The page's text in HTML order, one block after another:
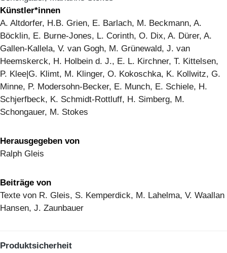
Künstler*innen
A. Altdorfer, H.B. Grien, E. Barlach, M. Beckmann, A.
Böcklin, E. Burne-Jones, L. Corinth, O. Dix, A. Dürer, A.
Gallen-Kallela, V. van Gogh, M. Grünewald, J. van
Heemskerck, H. Holbein d. J., E. L. Kirchner, T. Kittelsen,
P. Klee|G. Klimt, M. Klinger, O. Kokoschka, K. Kollwitz, G.
Minne, P. Modersohn-Becker, E. Munch, E. Schiele, H.
Schjerfbeck, K. Schmidt-Rottluff, H. Simberg, M.
Schongauer, M. Stokes
Herausgegeben von
Ralph Gleis
Beiträge von
Texte von R. Gleis, S. Kemperdick, M. Lahelma, V. Waallan
Hansen, J. Zaunbauer
Produktsicherheit